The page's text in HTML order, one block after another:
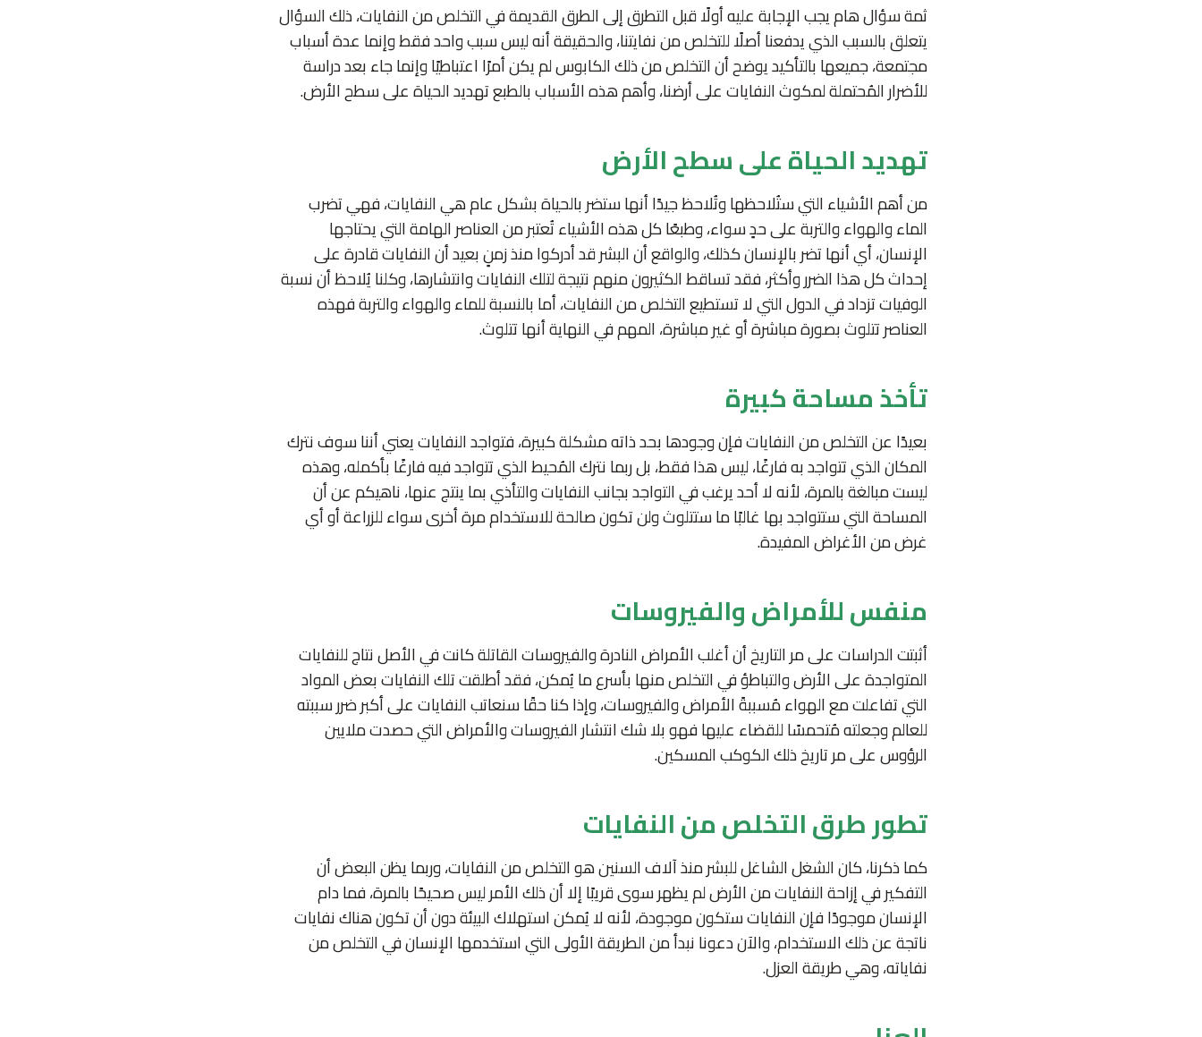
ثمة سؤال هام يجب الإجابة عليه أولًا قبل التطرق إلى الطرق القديمة في التخلص من النفايات، ذلك السؤال
يتعلق بالسبب الذي يدفعنا أصلًا للتخلص من نفايتنا، والحقيقة أنه ليس سبب واحد فقط وإنما عدة أسباب
مجتمعة، جميعها بالتأكيد يوضح أن التخلص من ذلك الكابوس لم يكن أمرًا اعتباطيًا وإنما جاء بعد دراسة
للأضرار المُحتملة لمكوث النفايات على أرضنا، وأهم هذه الأسباب بالطبع تهديد الحياة على سطح الأرض.
تهديد الحياة على سطح الأرض
من أهم الأشياء التي ستُلاحظها وتُلاحظ جيدًا أنها ستضر بالحياة بشكل عام هي النفايات، فهي تضرب
الماء والهواء والتربة على حدٍ سواء، وطبعًا كل هذه الأشياء تُعتبر من العناصر الهامة التي يحتاجها
الإنسان، أي أنها تضر بالإنسان كذلك، والواقع أن البشر قد أدركوا منذ زمنٍ بعيد أن النفايات قادرة على
إحداث كل هذا الضرر وأكثر، فقد تساقط الكثيرون منهم نتيجة لتلك النفايات وانتشارها، وكلنا يُلاحظ أن نسبة
الوفيات تزداد في الدول التي لا تستطيع التخلص من النفايات، أما بالنسبة للماء والهواء والتربة فهذه
العناصر تتلوث بصورة مباشرة أو غير مباشرة، المهم في النهاية أنها تتلوث.
تأخذ مساحة كبيرة
بعيدًا عن التخلص من النفايات فإن وجودها بحد ذاته مشكلة كبيرة، فتواجد النفايات يعني أننا سوف نترك
المكان الذي تتواجد به فارغًا، ليس هذا فقط، بل ربما نترك المُحيط الذي تتواجد فيه فارغًا بأكمله، وهذه
ليست مبالغة بالمرة، لأنه لا أحد يرغب في التواجد بجانب النفايات والتأذي بما ينتج عنها، ناهيكم عن أن
المساحة التي ستتواجد بها غالبًا ما ستتلوث ولن تكون صالحة للاستخدام مرة أخرى سواء للزراعة أو أي
غرض من الأغراض المفيدة.
منفس للأمراض والفيروسات
أثبتت الدراسات على مر التاريخ أن أغلب الأمراض النادرة والفيروسات القاتلة كانت في الأصل نتاج للنفايات
المتواجدة على الأرض والتباطؤ في التخلص منها بأسرع ما يُمكن، فقد أطلقت تلك النفايات بعض المواد
التي تفاعلت مع الهواء مُسببةً الأمراض والفيروسات، وإذا كنا حقًا سنعاتب النفايات على أكبر ضرر سببته
للعالم وجعلته مُتحمسًا للقضاء عليها فهو بلا شك انتشار الفيروسات والأمراض التي حصدت ملايين
الرؤوس على مر تاريخ ذلك الكوكب المسكين.
تطور طرق التخلص من النفايات
كما ذكرنا، كان الشغل الشاغل للبشر منذ آلاف السنين هو التخلص من النفايات، وربما يظن البعض أن
التفكير في إزاحة النفايات من الأرض لم يظهر سوى قريبًا إلا أن ذلك الأمر ليس صحيحًا بالمرة، فما دام
الإنسان موجودًا فإن النفايات ستكون موجودة، لأنه لا يُمكن استهلاك البيئة دون أن تكون هناك نفايات
ناتجة عن ذلك الاستخدام، والآن دعونا نبدأ من الطريقة الأولى التي استخدمها الإنسان في التخلص من
نفاياته، وهي طريقة العزل.